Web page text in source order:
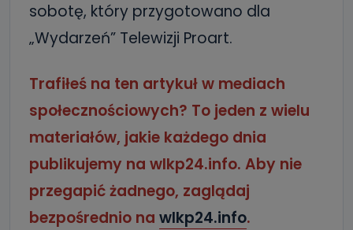
sobotę, który przygotowano dla
„Wydarzeń” Telewizji Proart.
Trafiłeś na ten artykuł w mediach
społecznościowych? To jeden z wielu
materiałów, jakie każdego dnia
publikujemy na wlkp24.info. Aby nie
przegapić żadnego, zaglądaj
bezpośrednio na wlkp24.info.